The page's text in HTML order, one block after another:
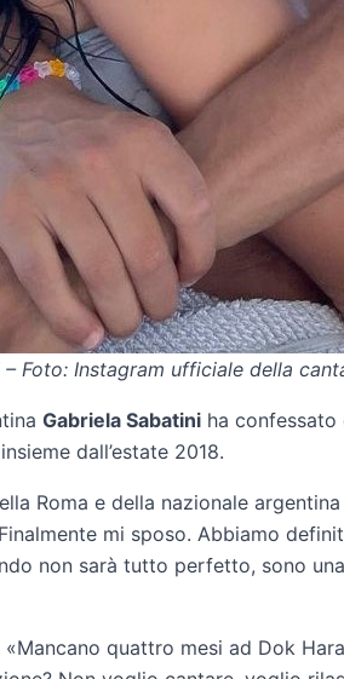
Foto: Instagram ufficiale della
Gabriela Sabatini ha
dall’estate 2018.
Roma e della nazionale
mi sposo. Abbiamo
non sarà tutto perfetto, sono
«Mancano quattro mesi ad Dok